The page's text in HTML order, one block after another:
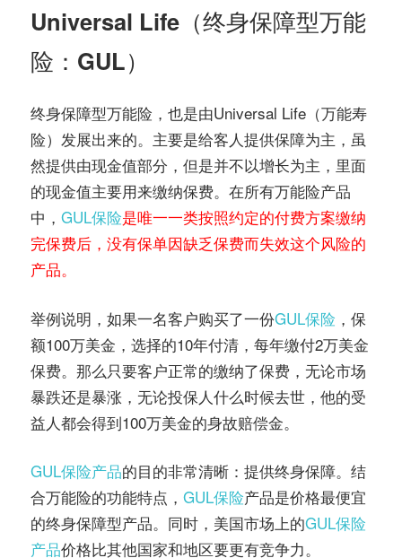
Universal Life（终身保障型万能
险：GUL）
终身保障型万能险，也是由Universal Life（万能寿
险）发展出来的。主要是给客人提供保障为主，虽
然提供由现金值部分，但是并不以增长为主，里面
的现金值主要用来缴纳保费。在所有万能险产品
中， GUL保险是唯一一类按照约定的付费方案缴纳
完保费后，没有保单因缺乏保费而失效这个风险的
产品。
举例说明，如果一名客户购买了一份GUL保险 ，保
额100万美金，选择的10年付清，每年缴付2万美金
保费。那么只要客户正常的缴纳了保费，无论市场
暴跌还是暴涨，无论投保人什么时候去世，他的受
益人都会得到100万美金的身故赔偿金。
GUL保险产品的目的非常清晰：提供终身保障。结
合万能险的功能特点， GUL保险产品是价格最便宜
的终身保障型产品。同时，美国市场上的GUL保险
产品价格比其他国家和地区要更有竞争力。